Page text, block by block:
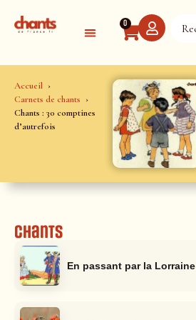
0
Accueil
Carnets de chants
Chants : 30 comptines
d’autrefois
Chants
En passant par la Lorraine